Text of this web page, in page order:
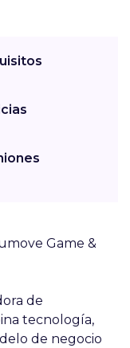
Game &
de
tecnología,
de negocio